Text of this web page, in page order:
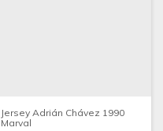
Jersey Adrián Chávez 1990
Marval